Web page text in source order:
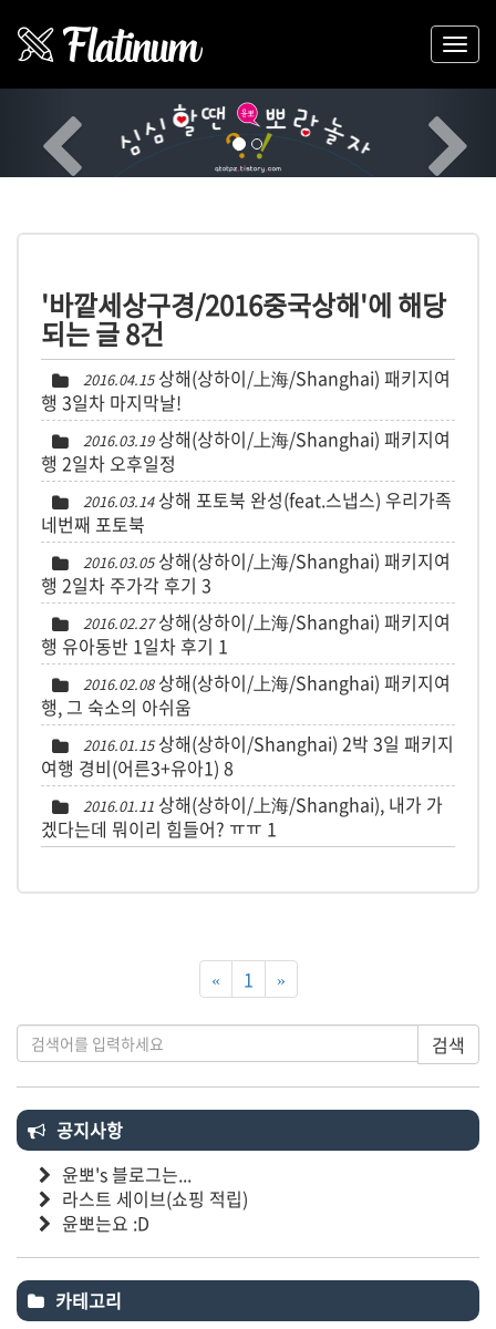
'바깥세상구경/2016중국상해'에 해당
되는 글 8건
2016.04.15 상해(상하이/上海/Shanghai) 패키지여
행 3일차 마지막날!
2016.03.19 상해(상하이/上海/Shanghai) 패키지여
행 2일차 오후일정
2016.03.14 상해 포토북 완성(feat.스냅스) 우리가족
네번째 포토북
2016.03.05 상해(상하이/上海/Shanghai) 패키지여
행 2일차 주가각 후기 3
2016.02.27 상해(상하이/上海/Shanghai) 패키지여
행 유아동반 1일차 후기 1
2016.02.08 상해(상하이/上海/Shanghai) 패키지여
행, 그 숙소의 아쉬움
2016.01.15 상해(상하이/Shanghai) 2박 3일 패키지
여행 경비(어른3+유아1) 8
2016.01.11 상해(상하이/上海/Shanghai), 내가 가
겠다는데 뭐이리 힘들어? ㅠㅠ 1
« 1 »
검색
공지사항
윤뽀's 블로그는...
라스트 세이브(쇼핑 적립)
윤뽀는요 :D
카테고리